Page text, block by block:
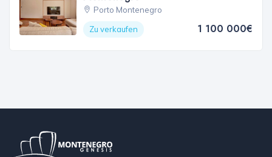
Porto Montenegro
Zu verkaufen
1 100 000€